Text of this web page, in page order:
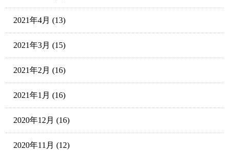
2021年4月 (13)
2021年3月 (15)
2021年2月 (16)
2021年1月 (16)
2020年12月 (16)
2020年11月 (12)